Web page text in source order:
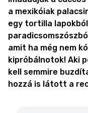
a mexikóiak
egy tortilla
amit ha még nem
kipróbálnotok! Aki
kell semmire
hozzá is látott a